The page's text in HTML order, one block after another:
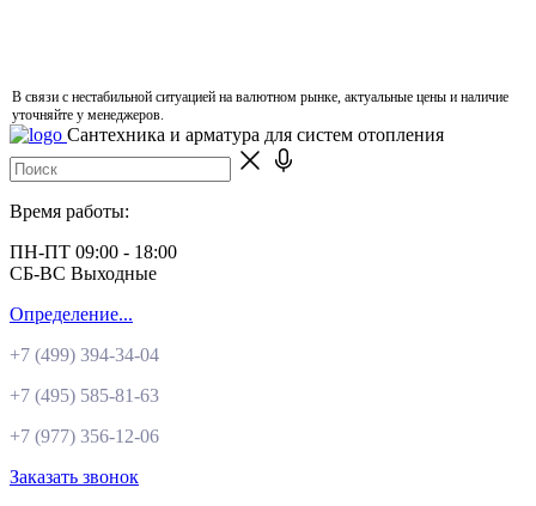
В связи с нестабильной ситуацией на валютном рынке, актуальные цены и наличие
уточняйте у менеджеров.
Сантехника и арматура для систем отопления
Время работы:
ПН-ПТ 09:00 - 18:00
СБ-ВС Выходные
Определение...
+7 (499) 394-34-04
+7 (495) 585-81-63
+7 (977) 356-12-06
Заказать звонок